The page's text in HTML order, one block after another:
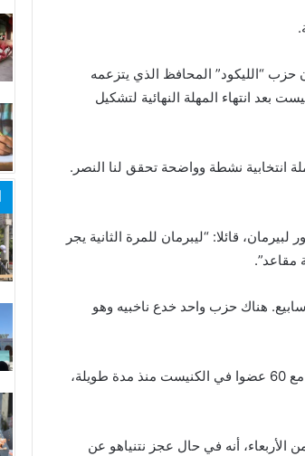
حزب “الليكود” المحافظ الذي يتزعمه
بعد انتهاء المهلة النهائية لتشكيل
انتخابية نشطة وواضحة تحقق لنا النصر.
قائلا: “ليبرمان للمرة الثانية يجر
مقاعد”.
هناك حزب واحد خدع ناخبيه وهو
وشدد نتنياهو على أنه انتهى من التوصل إلى اتفاقات ائتلافية مع 60 عضوا في الكنيست منذ مدة طويلة،
أنه في حال عجز نتنياهو عن